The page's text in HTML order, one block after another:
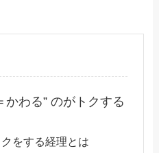
かわる” のがトクする
をする経理とは